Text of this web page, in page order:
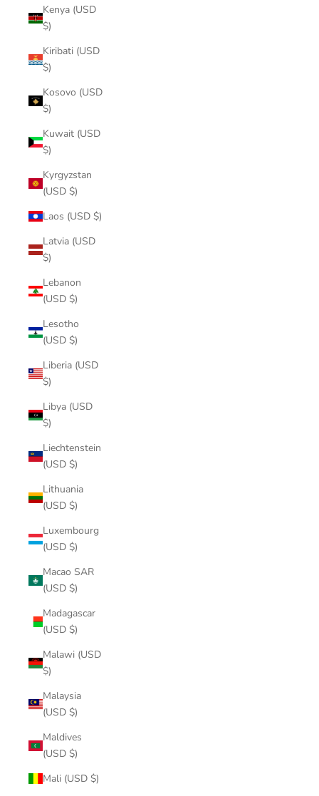
Kenya (USD
$)
Kiribati (USD
$)
Kosovo (USD
$)
Kuwait (USD
$)
Kyrgyzstan
(USD $)
Laos (USD $)
Latvia (USD
$)
Lebanon
(USD $)
Lesotho
(USD $)
Liberia (USD
$)
Libya (USD
$)
Liechtenstein
(USD $)
Lithuania
(USD $)
Luxembourg
(USD $)
Macao SAR
(USD $)
Madagascar
(USD $)
Malawi (USD
$)
Malaysia
(USD $)
Maldives
(USD $)
Mali (USD $)